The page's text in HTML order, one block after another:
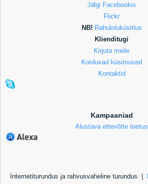
Jälgi Facebookis
Flickr
NB! Rahuloluküsitlus
Klienditugi
Kirjuta meile
Korduvad küsimused
Kontaktid
Kampaaniad
Alustava ettevõtte toetus
Internetiturundus ja rahvusvaheline turundus |